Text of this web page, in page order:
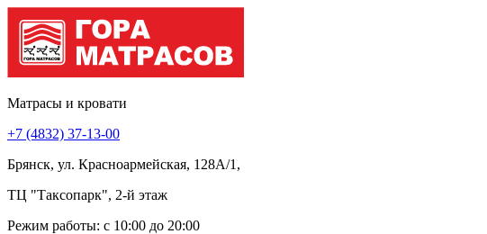
Матрасы и кровати
+7 (4832) 37-13-00
Брянск, ул. Красноармейская, 128А/1,
ТЦ "Таксопарк", 2-й этаж
Режим работы: c 10:00 до 20:00